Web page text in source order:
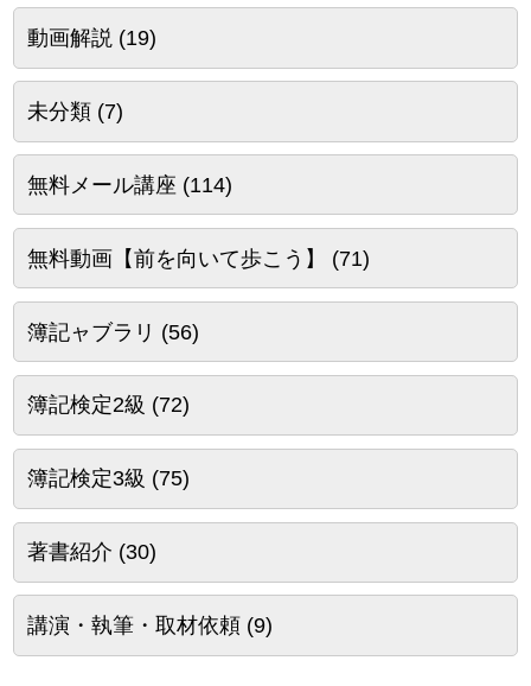
動画解説(19)
未分類(7)
無料メール講座 (114)
無料動画【前を向いて歩こう】 (71)
簿記ャブラリ (56)
簿記検定2級 (72)
簿記検定3級 (75)
著書紹介 (30)
講演・執筆・取材依頼(9)